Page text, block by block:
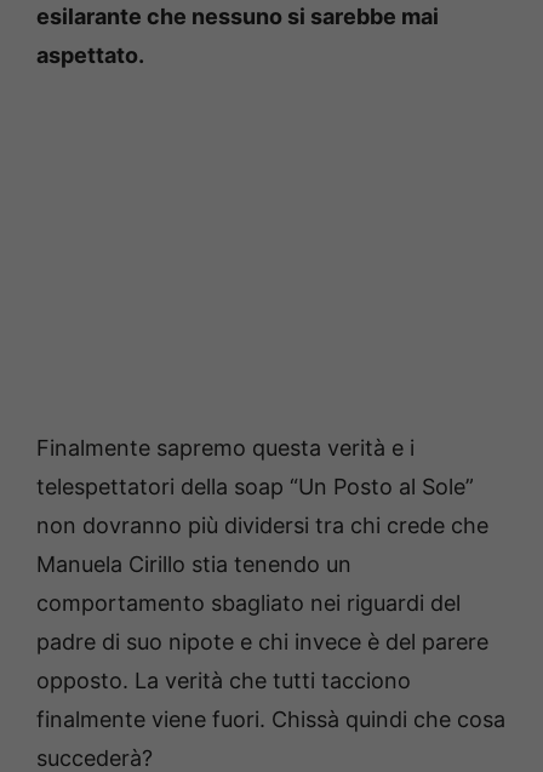
esilarante che nessuno si sarebbe mai
aspettato.
Finalmente sapremo questa verità e i
telespettatori della soap “Un Posto al Sole”
non dovranno più dividersi tra chi crede che
Manuela Cirillo stia tenendo un
comportamento sbagliato nei riguardi del
padre di suo nipote e chi invece è del parere
opposto. La verità che tutti tacciono
finalmente viene fuori. Chissà quindi che cosa
succederà?